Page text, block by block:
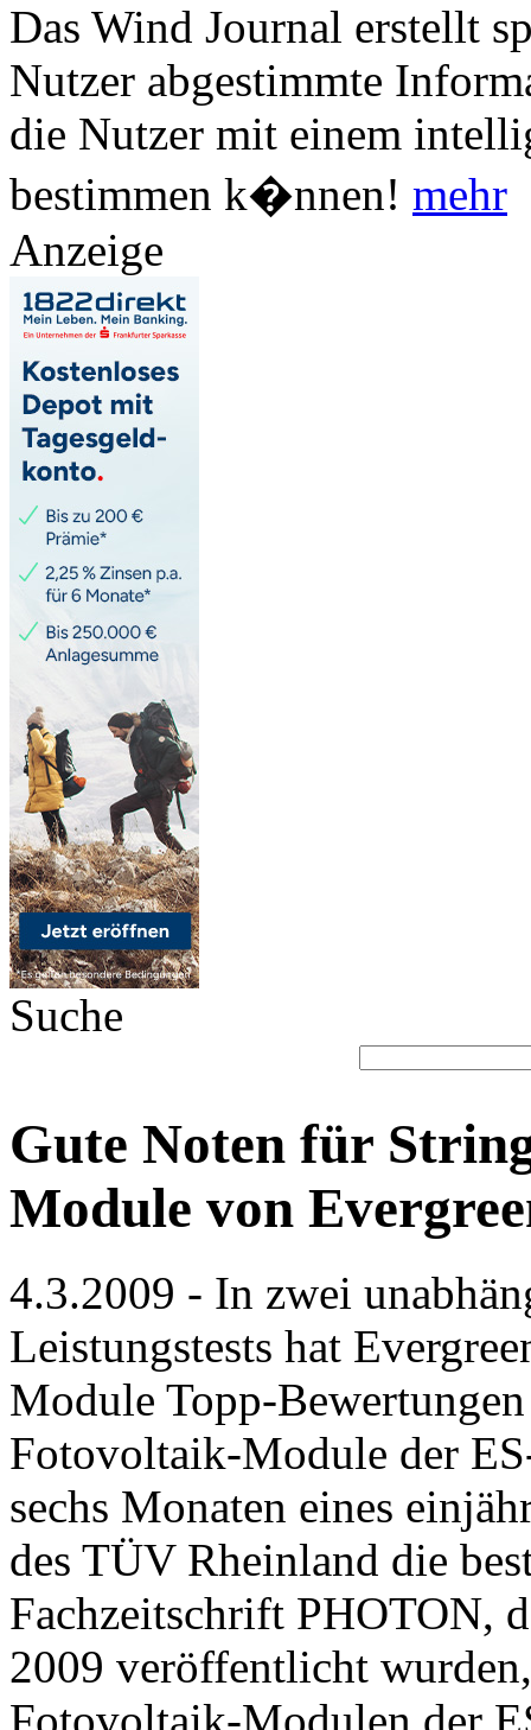
Das Wind Journal erstellt
Nutzer abgestimmte
die Nutzer mit einem
bestimmen k�nnen! mehr
Anzeige
Suche
Gute Noten für
Module von
4.3.2009 - In zwei
Leistungstests hat
Module Topp-
Fotovoltaik-Module der
sechs Monaten eines
des TÜV Rheinland die
Fachzeitschrift PHOTON,
2009 veröffentlicht
Fotovoltaik-Modulen der